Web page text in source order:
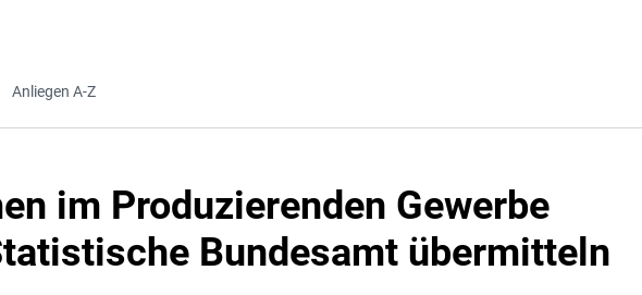
Anliegen A-Z
im Produzierenden Gewerbe
Bundesamt übermitteln